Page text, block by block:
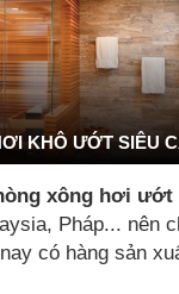
KHÔ ƯỚT SIÊU
xông hơi ướt
Pháp... nên
có hàng sản